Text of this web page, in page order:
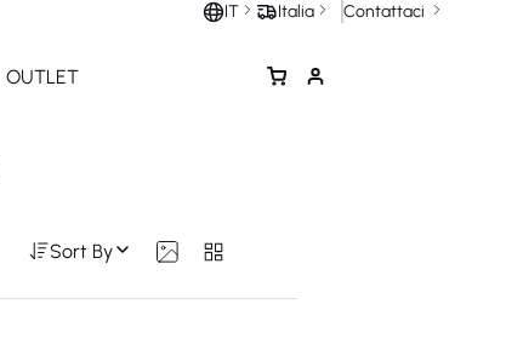
IT Italia Contattaci
OUTLET
Sort By